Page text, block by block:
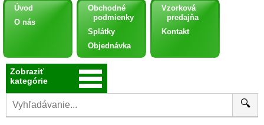
Úvod
O nás
Obchodné
podmienky
Splátky
Objednávka
Vzorková
predajňa
Kontakt
Zobraziť
kategórie
🔍